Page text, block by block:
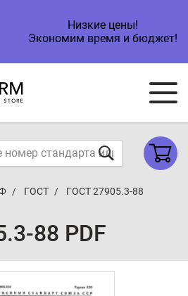
Низкие цены!
Экономим время и бюджет!
ГОСТ ГОСТ 27905.3-88
88 PDF